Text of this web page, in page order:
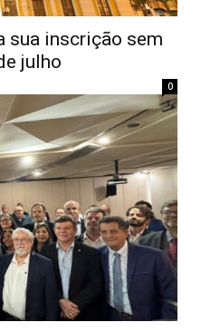
sua inscrição sem
julho
0